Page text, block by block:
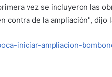
vez se incluyeron las
contra de la ampliación", dijo
iniciar-ampliacion-